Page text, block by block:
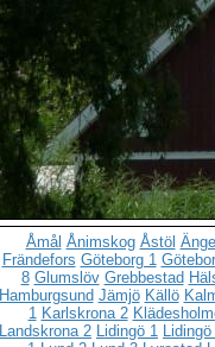
Åmål Ånimskog Åstöl
Frändefors Göteborg 1
8 Glumslöv Grebbestad
Hamburgsund Jämjö Källö
1 Karlskrona 2
Landskrona 2 Lidingö 1 Lidingö